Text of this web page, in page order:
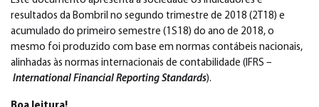
resultados da Bombril no segundo trimestre de 2018 (2T18) e
acumulado do primeiro semestre (1S18) do ano de 2018, o
mesmo foi produzido com base em normas contábeis nacionais,
alinhadas às normas internacionais de contabilidade (IFRS –
International Financial Reporting Standards).